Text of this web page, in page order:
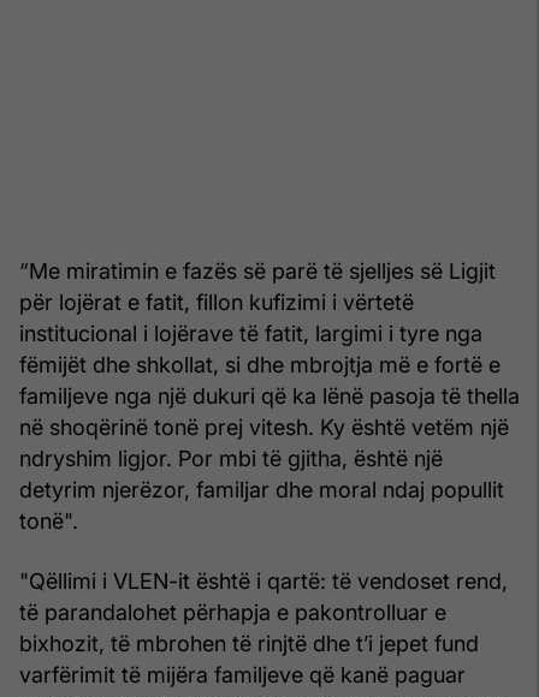
“Me miratimin e fazës së parë të sjelljes së Ligjit
për lojërat e fatit, fillon kufizimi i vërtetë
institucional i lojërave të fatit, largimi i tyre nga
fëmijët dhe shkollat, si dhe mbrojtja më e fortë e
familjeve nga një dukuri që ka lënë pasoja të thella
në shoqërinë tonë prej vitesh. Ky është vetëm një
ndryshim ligjor. Por mbi të gjitha, është një
detyrim njerëzor, familjar dhe moral ndaj popullit
tonë".
"Qëllimi i VLEN-it është i qartë: të vendoset rend,
të parandalohet përhapja e pakontrolluar e
bixhozit, të mbrohen të rinjtë dhe t’i jepet fund
varfërimit të mijëra familjeve që kanë paguar